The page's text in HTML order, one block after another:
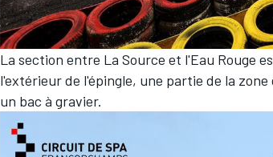
La section entre La Source et l'Eau Rouge
l'extérieur de l'épingle, une partie de la
un bac à gravier.